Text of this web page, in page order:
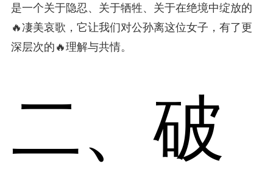
是一个关于隐忍、关于牺牲、关于在绝境中绽放的
🔥凄美哀歌，它让我们对公孙离这位女子，有了更
深层次的🔥理解与共情。
二、破